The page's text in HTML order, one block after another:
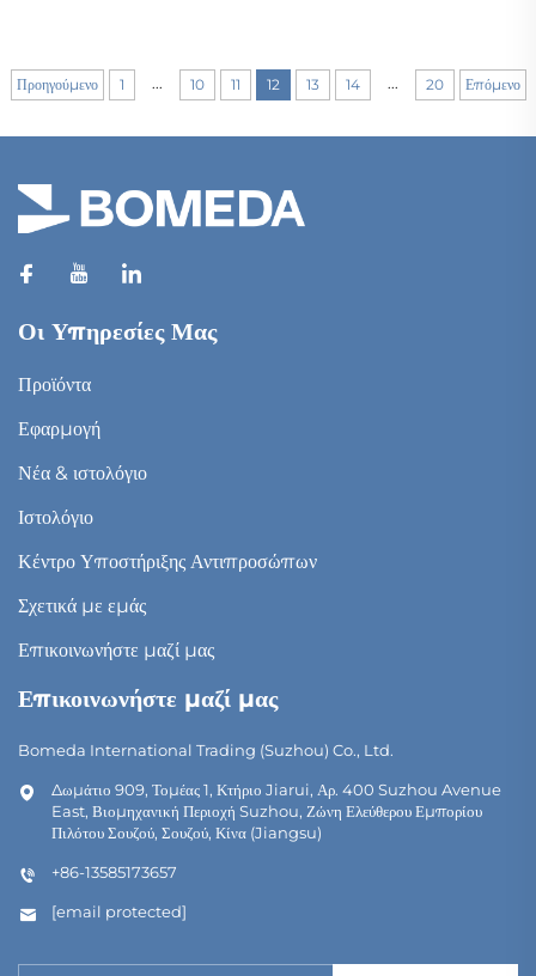
Προηγούμενο 1 ... 10 11 12 13 14 ... 20 Επόμενο
Οι Υπηρεσίες Μας
Προϊόντα
Εφαρμογή
Νέα & ιστολόγιο
Ιστολόγιο
Κέντρο Υποστήριξης Αντιπροσώπων
Σχετικά με εμάς
Επικοινωνήστε μαζί μας
Επικοινωνήστε μαζί μας
Bomeda International Trading (Suzhou) Co., Ltd.
Δωμάτιο 909, Τομέας 1, Κτήριο Jiarui, Αρ. 400 Suzhou Avenue
East, Βιομηχανική Περιοχή Suzhou, Ζώνη Ελεύθερου Εμπορίου
Πιλότου Σουζού, Σουζού, Κίνα (Jiangsu)
+86-13585173657
[email protected]